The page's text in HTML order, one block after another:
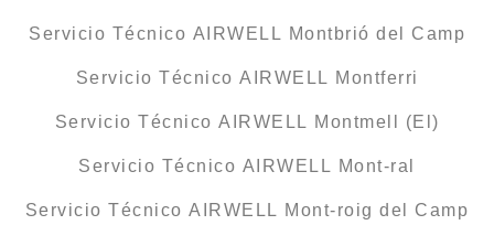
Servicio Técnico AIRWELL Montbrió del Camp
Servicio Técnico AIRWELL Montferri
Servicio Técnico AIRWELL Montmell (El)
Servicio Técnico AIRWELL Mont-ral
Servicio Técnico AIRWELL Mont-roig del Camp